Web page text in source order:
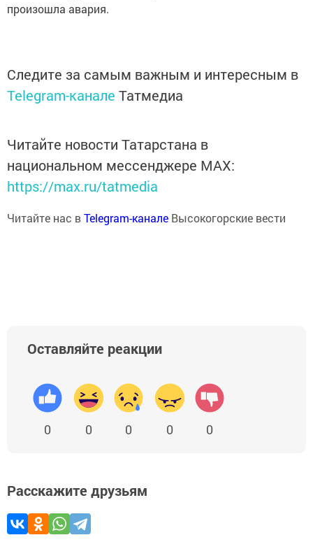
произошла авария.
Следите за самым важным и интересным в
Telegram-канале Татмедиа
Читайте новости Татарстана в
национальном мессенджере MАХ:
https://max.ru/tatmedia
Читайте нас вTelegram-канале Высокогорские вести
Оставляйте реакции
0 0 0 0 0
Расскажите друзьям